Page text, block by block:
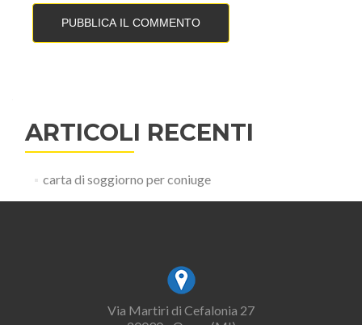
ARTICOLI RECENTI
carta di soggiorno per coniuge
Via Martiri di Cefalonia 27